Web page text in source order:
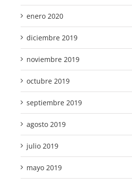
enero 2020
diciembre 2019
noviembre 2019
octubre 2019
septiembre 2019
agosto 2019
julio 2019
mayo 2019